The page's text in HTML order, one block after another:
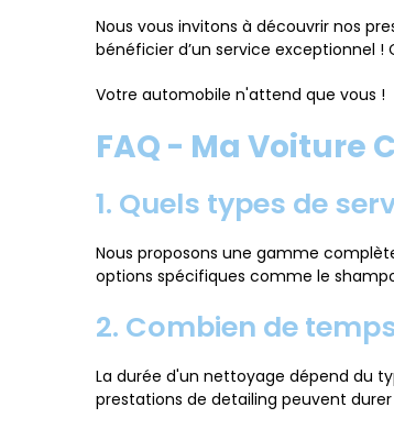
Nous vous invitons à découvrir nos
bénéficier d’un service exceptionnel
Votre automobile n'attend que vous !
FAQ - Ma Voiture
1. Quels types de
Nous proposons une gamme
options spécifiques comme le
2. Combien de
La durée d'un nettoyage dépend du
prestations de detailing peuvent